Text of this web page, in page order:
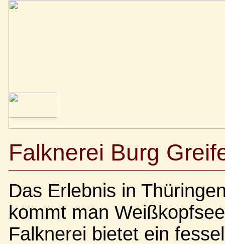
Falknerei Burg
Das Erlebnis in
kommt man
Falknerei bietet ein